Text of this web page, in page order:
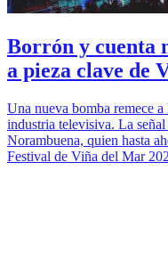
Borrón y cuenta
a pieza clave de
Una nueva bomba remece
industria televisiva. La
Norambuena, quien hasta
Festival de Viña del Mar